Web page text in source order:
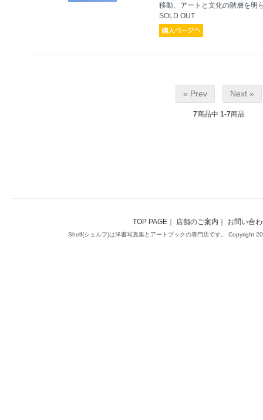
移動、アートと文化の階層を明
SOLD OUT
« Prev Next »
7商品中 1-7商品
TOP PAGE 店舗のご案内 お問い合
Shelf(シェルフ)は洋書写真集とアートブックの専門店です。 Copyright